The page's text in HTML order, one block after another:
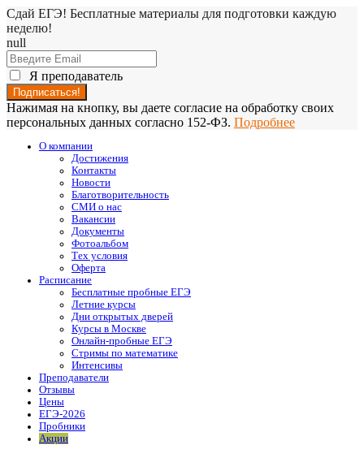
Сдай ЕГЭ! Бесплатные материалы для подготовки каждую
неделю!
null
Я преподаватель
Нажимая на кнопку, вы даете согласие на обработку своих
персональных данных согласно 152-ФЗ. Подробнее
О компании
Достижения
Контакты
Новости
Благотворительность
СМИ о нас
Вакансии
Документы
Фотоальбом
Тех условия
Оферта
Расписание
Бесплатные пробные ЕГЭ
Летние курсы
Дни открытых дверей
Курсы в Москве
Онлайн-пробные ЕГЭ
Стримы по математике
Интенсивы
Преподаватели
Отзывы
Цены
ЕГЭ-2026
Пробники
Акции